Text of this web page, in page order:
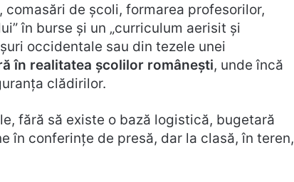
de școli, formarea profesorilor,
în burse și un „curriculum aerisit și
occidentale sau din tezele unei
în realitatea școlilor românești, unde încă
clădirilor.
fără să existe o bază logistică, bugetară
în conferințe de presă, dar la clasă, în teren,